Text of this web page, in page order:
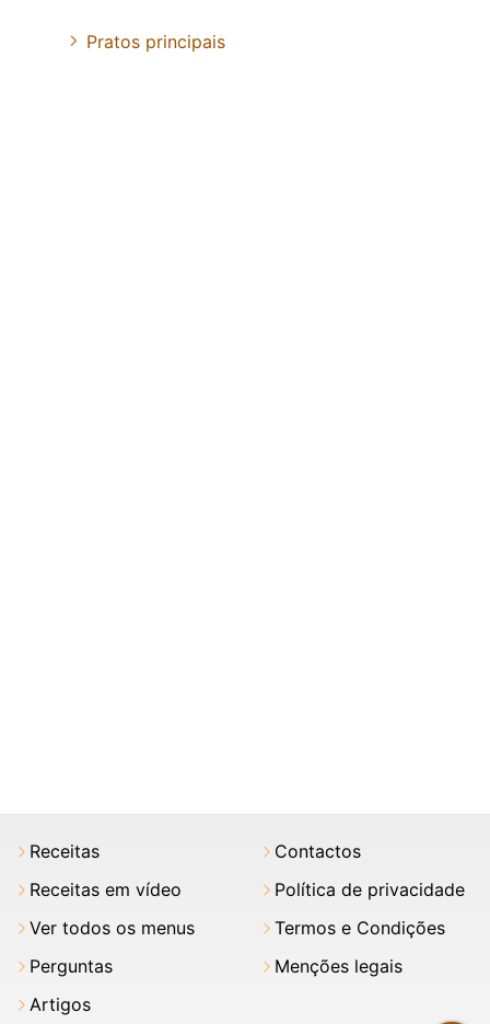
Pratos principais
Receitas
Receitas em vídeo
Ver todos os menus
Perguntas
Artigos
Contactos
Política de privacidade
Termos e Condições
Menções legais